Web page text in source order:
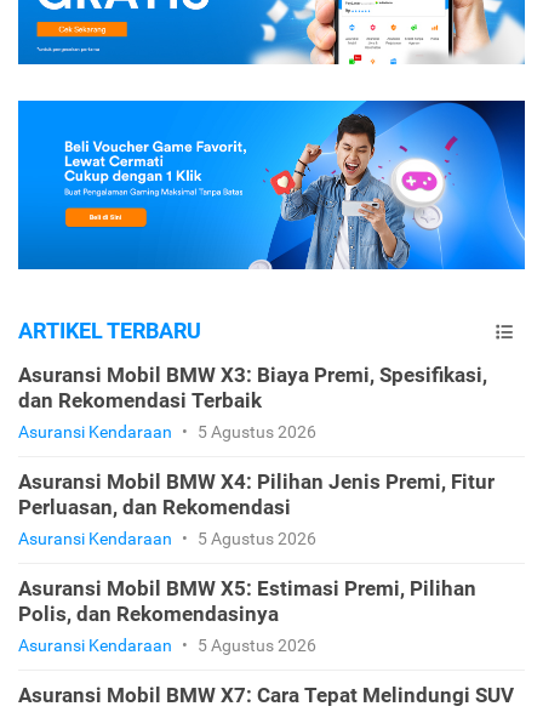
ARTIKEL TERBARU
Asuransi Mobil BMW X3: Biaya Premi, Spesifikasi,
dan Rekomendasi Terbaik
Asuransi Kendaraan • 5 Agustus 2026
Asuransi Mobil BMW X4: Pilihan Jenis Premi, Fitur
Perluasan, dan Rekomendasi
Asuransi Kendaraan • 5 Agustus 2026
Asuransi Mobil BMW X5: Estimasi Premi, Pilihan
Polis, dan Rekomendasinya
Asuransi Kendaraan • 5 Agustus 2026
Asuransi Mobil BMW X7: Cara Tepat Melindungi SUV